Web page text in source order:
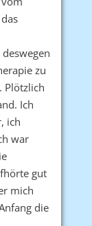
zu
Plötzlich
Ich
ich
war
gut
mich
die